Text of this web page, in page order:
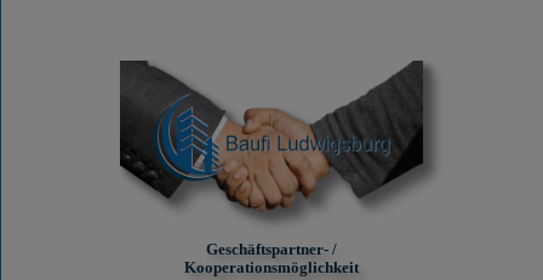
Geschäftspartner- /
Kooperationsmöglichkeit